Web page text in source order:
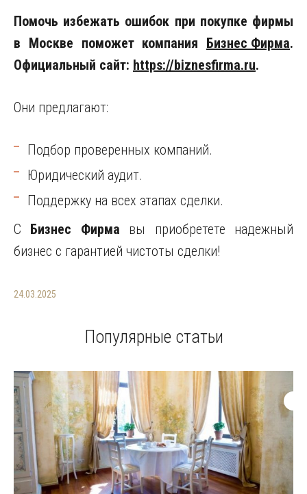
Помочь избежать ошибок при покупке фирмы
в Москве поможет компания Бизнес Фирма.
Официальный сайт: https://biznesfirma.ru.
Они предлагают:
Подбор проверенных компаний.
Юридический аудит.
Поддержку на всех этапах сделки.
С Бизнес Фирма вы приобретете надежный
бизнес с гарантией чистоты сделки!
24.03.2025
Популярные статьи